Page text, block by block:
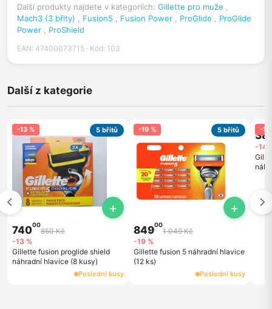
Další produkty najdete v kategoriích: Gillette pro muže
Mach3 (3 břity)
Fusion5 Fusion Power ProGlide
ProGlide
Power
ProShield
EAN: 47400073715 · Kód: 103
Další z kategorie
-13 % 5 břitů
+
74000
850 Kč
-13 %
Gillette fusion proglide shield
náhradní hlavice (8 kusy)
Poslední kusy
-19 % 5 břitů
+
84900
1 049 Kč
-19 %
Gillette fusion 5 náhradní hlavice
(12 ks)
Poslední kusy
-14
-14